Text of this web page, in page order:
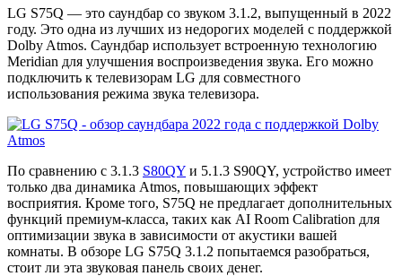
LG S75Q — это саундбар со звуком 3.1.2, выпущенный в 2022
году. Это одна из лучших из недорогих моделей с поддержкой
Dolby Atmos. Саундбар использует встроенную технологию
Meridian для улучшения воспроизведения звука. Его можно
подключить к телевизорам LG для совместного
использования режима звука телевизора.
По сравнению с 3.1.3 S80QY и 5.1.3 S90QY, устройство имеет
только два динамика Atmos, повышающих эффект
восприятия. Кроме того, S75Q не предлагает дополнительных
функций премиум-класса, таких как AI Room Calibration для
оптимизации звука в зависимости от акустики вашей
комнаты. В обзоре LG S75Q 3.1.2 попытаемся разобраться,
стоит ли эта звуковая панель своих денег.